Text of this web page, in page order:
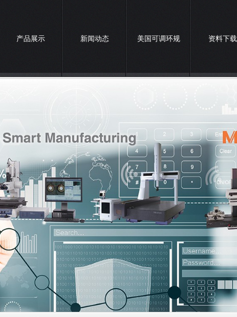
产品展示 新闻动态 美国可调环规 资料下载